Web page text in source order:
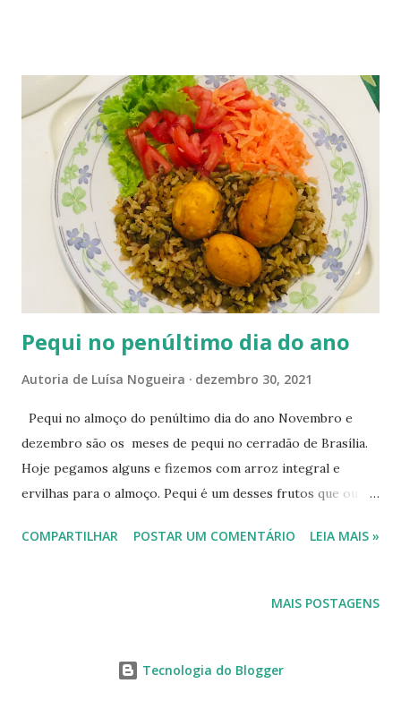
pequenos vídeos que fiz ao receber o livro. Meus
agradecimentos à editora Pedra Azul @pedrazuleditora e à
escritora Amanda Boaviagem @pagina90_ . Hoje apenas
mostrei meu presente. Um outro dia falo sobre esse
romance cheio de aventuras e de informações sobre
lugares e profissionais engajados. ———- # sorteiodelivro
#pedraazuleditora #amoler #leituraatual
#umlindopresente #escritorasbrasileiras
#escritorasnacionais #mulheresnaliteratura
#naturezaemfotosluisan Confira a...
Pequi no penúltimo dia do ano
Autoria de Luísa Nogueira dezembro 30, 2021
Pequi no almoço do penúltimo dia do ano Novembro e
dezembro são os meses de pequi no cerradão de Brasília.
Hoje pegamos alguns e fizemos com arroz integral e
ervilhas para o almoço. Pequi é um desses frutos que ou se
ama. E você, gosta de pequi? Se você gosta ou quer
frango, Pequi e urucum, Couve com pequi e iogurte e
COMPARTILHAR POSTAR UM COMENTÁRIO LEIA MAIS »
MAIS POSTAGENS
Tecnologia do Blogger